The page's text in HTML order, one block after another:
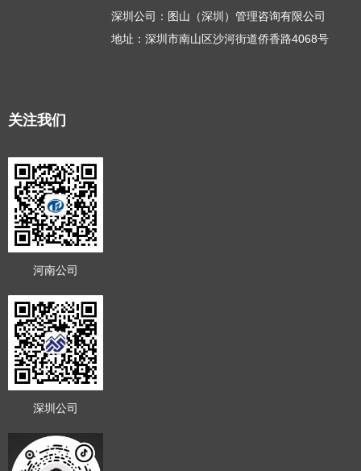
深圳公司：图山（深圳）管理咨询有限公司
地址：深圳市南山区沙河街道侨香路4068号
关注我们
河南公司
深圳公司